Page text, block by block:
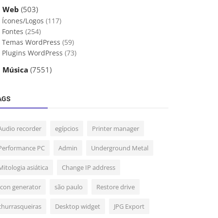
Web (503)
Ícones/Logos (117)
Fontes (254)
Temas WordPress (59)
Plugins WordPress (73)
Música (7551)
recorder egípcios Printer manager
PC Admin Underground Metal
asiática Change IP address
generator são paulo Restore drive
Desktop widget JPG Export